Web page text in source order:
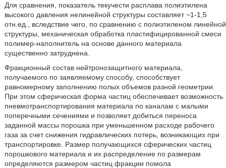
Для сравнения, показатель текучести расплава полиэтилена
высокого давления нелинейной структуры составляет ~1-1,5
отн.ед., вследствие чего, по сравнению с полиэтиленом линейной
структуры, механическая обработка пластифицированной смеси
полимер-наполнитель на основе данного материала
существенно затруднена.
Фракционный состав нейтронозащитного материала,
получаемого по заявляемому способу, способствует
равномерному заполнению полых объемов разной геометрии.
При этом сферическая форма частиц обеспечивает возможность
пневмотранспортирования материала по каналам с малыми
поперечными сечениями и позволяет добиться переноса
заданной массы порошка при уменьшенном расходе рабочего
газа за счет снижения гидравлических потерь, возникающих при
транспортировке. Размер получающихся сферических частиц
порошкового материала и их распределение по размерам
определяются размером частиц фракции помола